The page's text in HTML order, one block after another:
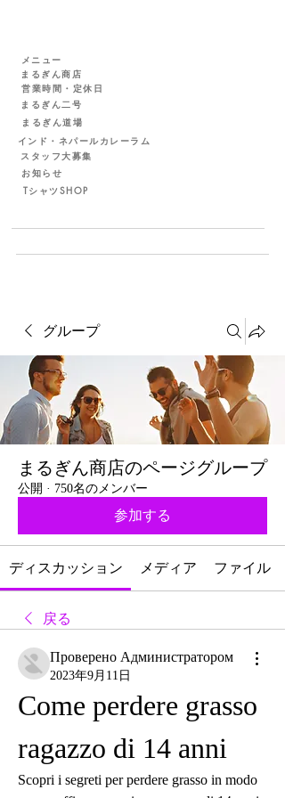
メニュー
まるぎん商店
営業時間・定休日
まるぎん二号
まるぎん道場
インド・ネパールカレーラム
スタッフ大募集
お知らせ
TシャツSHOP
グループ
まるぎん商店のページグループ
公開 · 750名のメンバー
参加する
ディスカッション メディア ファイル
戻る
Проверено Администратором
2023年9月11日
Come perdere grasso
ragazzo di 14 anni
Scopri i segreti per perdere grasso in modo